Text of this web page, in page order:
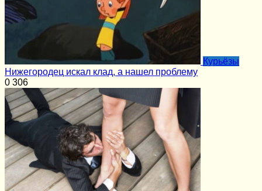
Курьёзы
Нижегородец искал клад, а нашел проблему
0 306